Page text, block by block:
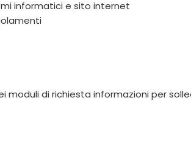
informatici e sito internet
di richiesta informazioni per